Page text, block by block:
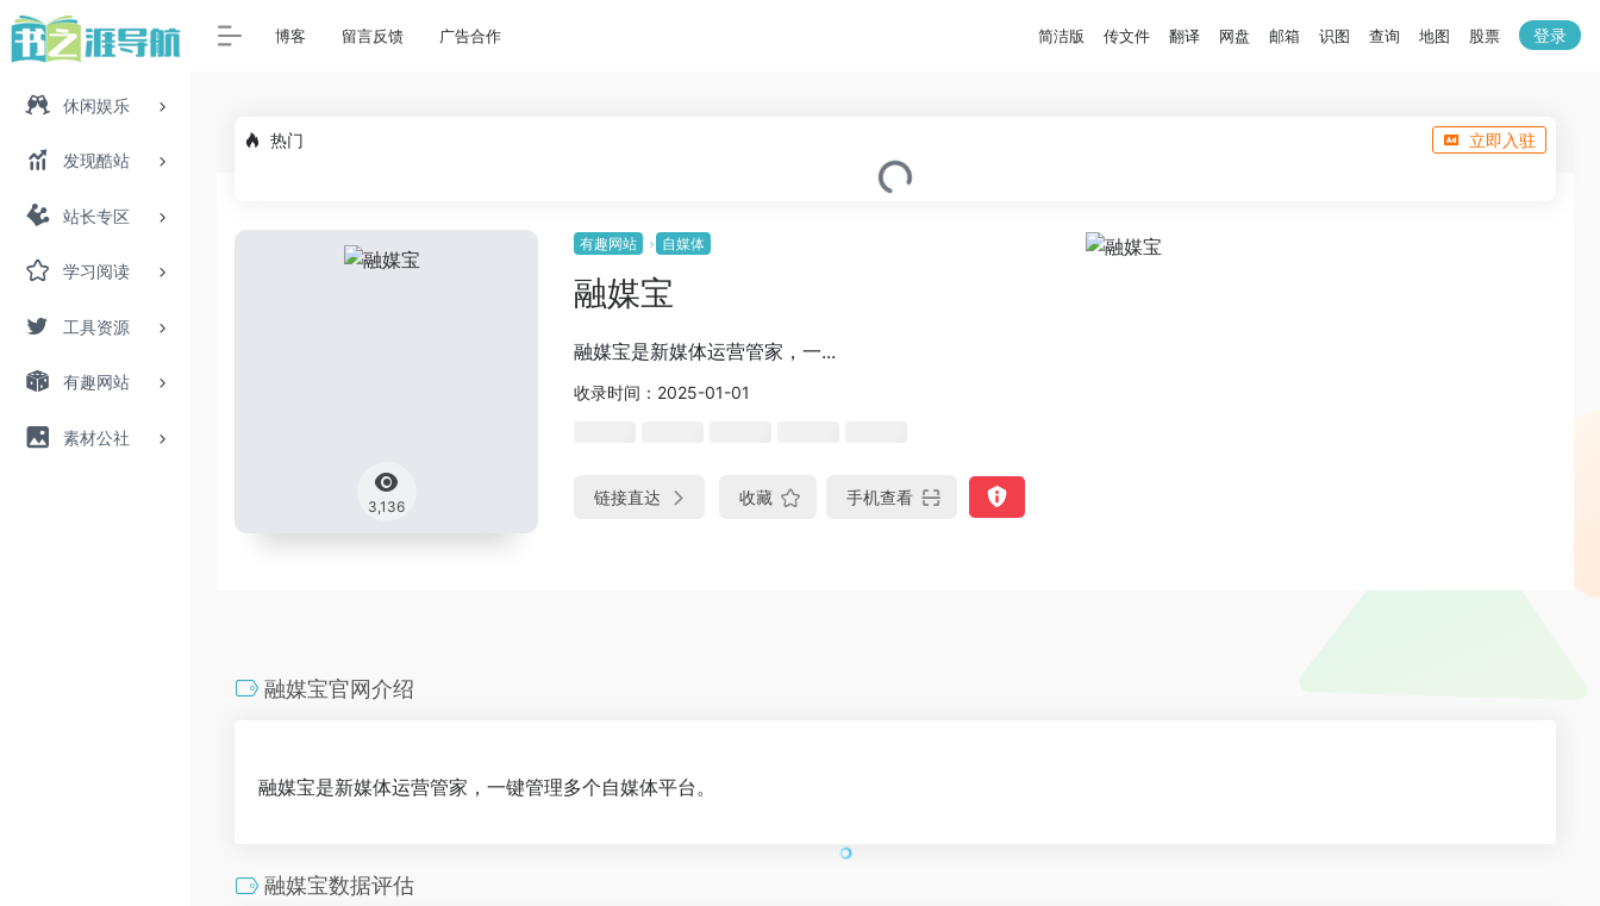
休闲娱乐
发现酷站
站长专区
学习阅读
工具资源
有趣网站
素材公社
博客 留言反馈 广告合作 简洁版 传文件 翻译 网盘 邮箱 识图 查询 地图 股票 登录
热门 立即入驻
3,136
有趣网站 自媒体
融媒宝
融媒宝是新媒体运营管家，一...
收录时间：2025-01-01
链接直达 收藏 手机查看
融媒宝官网介绍
融媒宝是新媒体运营管家，一键管理多个自媒体平台。
融媒宝数据评估